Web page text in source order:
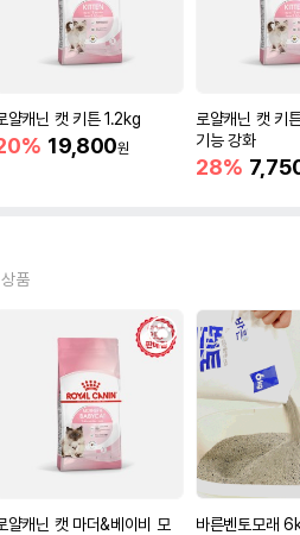
얄캐닌 캣 키튼 1.2kg
19,800원
로얄캐닌 캣 키
기능 강화
28%
품
얄캐닌 캣 마더&베이비 모
바른벤토모래